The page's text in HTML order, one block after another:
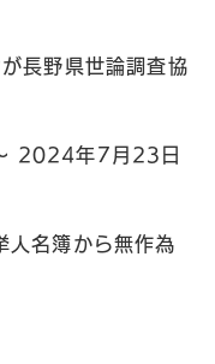
長野県世論調査協
2024年7月23日
人名簿から無作為